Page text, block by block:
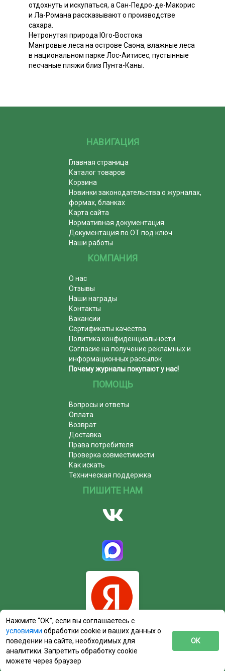
отдохнуть и искупаться, а Сан-Педро-де-Макорис
и Ла-Романа рассказывают о производстве
сахара.
Нетронутая природа Юго-Востока
Мангровые леса на острове Саона, влажные леса
в национальном парке Лос-Аитисес, пустынные
песчаные пляжи близ Пунта-Каны.
НАВИГАЦИЯ
Главная страница
Каталог товаров
Корзина
Новинки законодательства о журналах,
формах, бланках
Карта сайта
Нормативная документация
Документация по ОТ под ключ
Наши работы
КОМПАНИЯ
О нас
Отзывы
Наши награды
Контакты
Вакансии
Сертификаты качества
Политика конфиденциальности
Согласие на получение рекламных и
информационных рассылок
Почему журналы покупают у нас!
ПОМОЩЬ
Вопросы и ответы
Оплата
Возврат
Доставка
Права потребителя
Проверка совместимости
Как искать
Техническая поддержка
ПИШИТЕ НАМ
Нажмите “ОК”, если вы соглашаетесь с
условиями обработки cookie и ваших данных о
поведении на сайте, необходимых для
аналитики. Запретить обработку cookie
можете через браузер
ОК